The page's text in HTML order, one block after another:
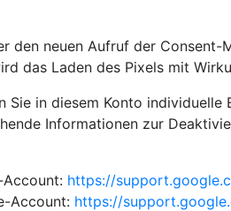
den neuen Aufruf der
das Laden des Pixels mit
Sie in diesem Konto
Informationen zur
https://
Account: https://